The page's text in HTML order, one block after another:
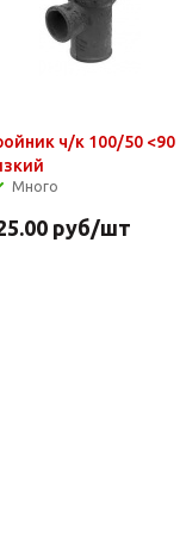
ч/к 100/50 <90
Много
руб/шт